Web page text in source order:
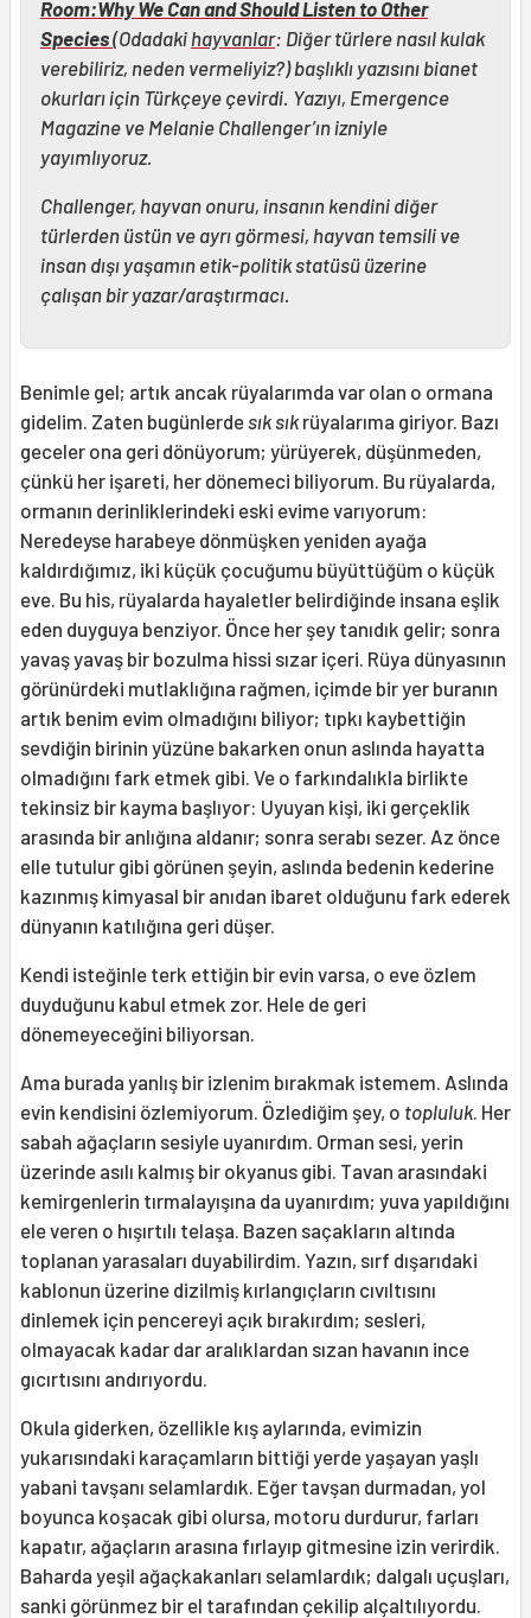
Room:Why We Can and Should Listen to Other
Species(Odadaki hayvanlar: Diğer türlere nasıl kulak
verebiliriz, neden vermeliyiz?) başlıklı yazısını bianet
okurları için Türkçeye çevirdi. Yazıyı, Emergence
Magazine ve Melanie Challenger’ın izniyle
yayımlıyoruz.
Challenger, hayvan onuru, insanın kendini diğer
türlerden üstün ve ayrı görmesi, hayvan temsili ve
insan dışı yaşamın etik-politik statüsü üzerine
çalışan bir yazar/araştırmacı.
Benimle gel; artık ancak rüyalarımda var olan o ormana
gidelim. Zaten bugünlerdesık sıkrüyalarıma giriyor. Bazı
geceler ona geri dönüyorum; yürüyerek, düşünmeden,
çünkü her işareti, her dönemeci biliyorum. Bu rüyalarda,
ormanın derinliklerindeki eski evime varıyorum:
Neredeyse harabeye dönmüşken yeniden ayağa
kaldırdığımız, iki küçük çocuğumu büyüttüğüm o küçük
eve. Bu his, rüyalarda hayaletler belirdiğinde insana eşlik
eden duyguya benziyor. Önce her şey tanıdık gelir; sonra
yavaş yavaş bir bozulma hissi sızar içeri. Rüya dünyasının
görünürdeki mutlaklığına rağmen, içimde bir yer buranın
artık benim evim olmadığını biliyor; tıpkı kaybettiğin
sevdiğin birinin yüzüne bakarken onun aslında hayatta
olmadığını fark etmek gibi. Ve o farkındalıkla birlikte
tekinsiz bir kayma başlıyor: Uyuyan kişi, iki gerçeklik
arasında bir anlığına aldanır; sonra serabı sezer. Az önce
elle tutulur gibi görünen şeyin, aslında bedenin kederine
kazınmış kimyasal bir anıdan ibaret olduğunu fark ederek
dünyanın katılığına geri düşer.
Kendi isteğinle terk ettiğin bir evin varsa, o eve özlem
duyduğunu kabul etmek zor. Hele de geri
dönemeyeceğini biliyorsan.
Ama burada yanlış bir izlenim bırakmak istemem. Aslında
evin kendisini özlemiyorum. Özlediğim şey, o topluluk. Her
sabah ağaçların sesiyle uyanırdım. Orman sesi, yerin
üzerinde asılı kalmış bir okyanus gibi. Tavan arasındaki
kemirgenlerin tırmalayışına da uyanırdım; yuva yapıldığını
ele veren o hışırtılı telaşa. Bazen saçakların altında
toplanan yarasaları duyabilirdim. Yazın, sırf dışarıdaki
kablonun üzerine dizilmiş kırlangıçların cıvıltısını
dinlemek için pencereyi açık bırakırdım; sesleri,
olmayacak kadar dar aralıklardan sızan havanın ince
gıcırtısını andırıyordu.
Okula giderken, özellikle kış aylarında, evimizin
yukarısındaki karaçamların bittiği yerde yaşayan yaşlı
yabani tavşanı selamlardık. Eğer tavşan durmadan, yol
boyunca koşacak gibi olursa, motoru durdurur, farları
kapatır, ağaçların arasına fırlayıp gitmesine izin verirdik.
Baharda yeşil ağaçkakanları selamlardık; dalgalı uçuşları,
sanki görünmez bir el tarafından çekilip alçaltılıyordu.